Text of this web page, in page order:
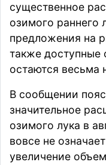
существенное
озимого раннего
предложения на
также доступные
остаются весьма
В сообщении
значительное
озимого лука в
вовсе не
увеличение